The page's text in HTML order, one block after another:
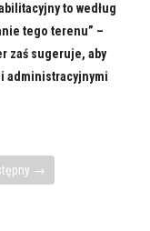
to według
tego terenu” –
zaś sugeruje, aby
administracyjnymi
→